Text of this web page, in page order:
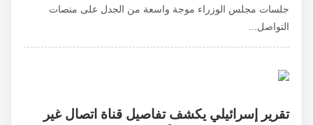
جلسات مجلس الوزراء موجة واسعة من الجدل على منصات
التواصل...
تقرير إسرائيلي يكشف تفاصيل قناة اتصال غير